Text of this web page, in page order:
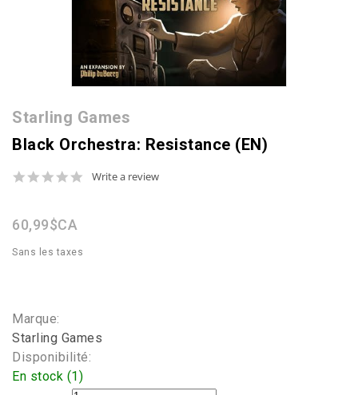
Starling Games
Black Orchestra: Resistance (EN)
0.0
Write a review
60,99$CA
Sans les taxes
Marque:
Starling Games
Disponibilité:
En stock (1)